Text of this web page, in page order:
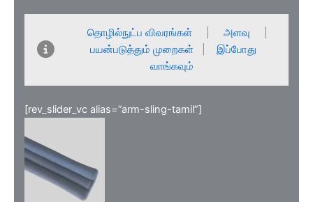
தொழில்நுட்ப விவரங்கள் அளவு
பயன்படுத்தும் முறைகள்| இப்போது
வாங்கவும்
[rev_slider_vc alias=”arm-sling-tamil”]